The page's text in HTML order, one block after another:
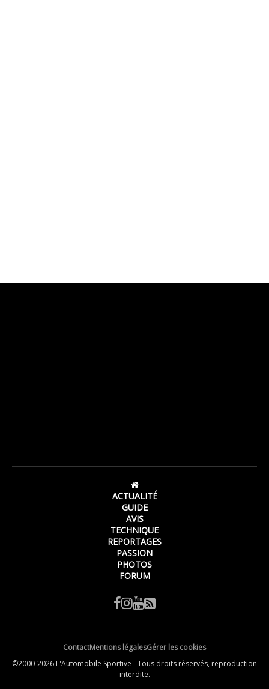
ACTUALITÉ
GUIDE
AVIS
TECHNIQUE
REPORTAGES
PASSION
PHOTOS
FORUM
ContactMentions légalesGérer les cookies
©2000-2026 L'Automobile Sportive - Tous droits réservés, reproduction
interdite.